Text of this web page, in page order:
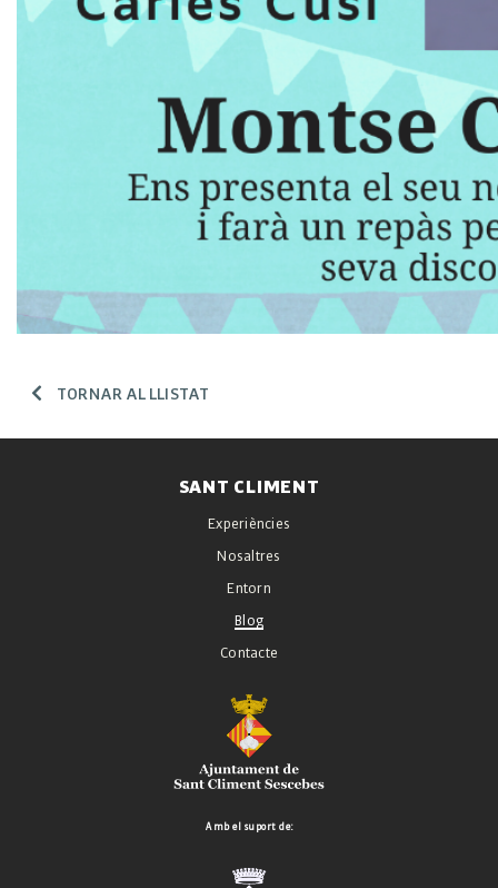
TORNAR AL LLISTAT
SANT CLIMENT
Experiències
Nosaltres
Entorn
Blog
Contacte
Amb el suport de: